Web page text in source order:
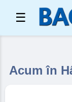
☰
Acum în